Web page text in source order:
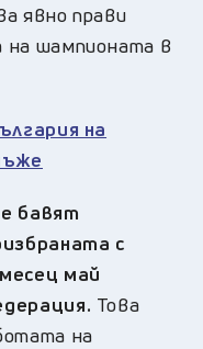
явно прави
на шампионата в
на
бавят
с
май
Това
на